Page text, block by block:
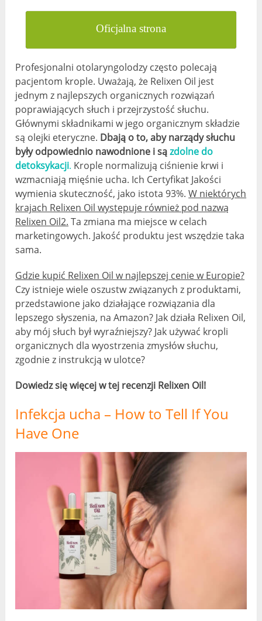
Oficjalna strona
Profesjonalni otolaryngolodzy często polecają
pacjentom krople. Uważają, że Relixen Oil jest
jednym z najlepszych organicznych rozwiązań
poprawiających słuch i przejrzystość słuchu.
Głównymi składnikami w jego organicznym składzie
są olejki eteryczne. Dbają o to, aby narządy słuchu
były odpowiednio nawodnione i sązdolne do
detoksykacji. Krople normalizują ciśnienie krwi i
wzmacniają mięśnie ucha. Ich Certyfikat Jakości
wymienia skuteczność, jako istota 93%.W niektórych
krajach Relixen Oil występuje również pod nazwą
Relixen Oil2. Ta zmiana ma miejsce w celach
marketingowych. Jakość produktu jest wszędzie taka
sama.
Gdzie kupić Relixen Oil w najlepszej cenie w Europie?
Czy istnieje wiele oszustw związanych z produktami,
przedstawione jako działające rozwiązania dla
lepszego słyszenia, na Amazon? Jak działa Relixen Oil,
aby mój słuch był wyraźniejszy? Jak używać kropli
organicznych dla wyostrzenia zmysłów słuchu,
zgodnie z instrukcją w ulotce?
Dowiedz się więcej w tej recenzji Relixen Oil!
Infekcja ucha – How to Tell If You
Have One